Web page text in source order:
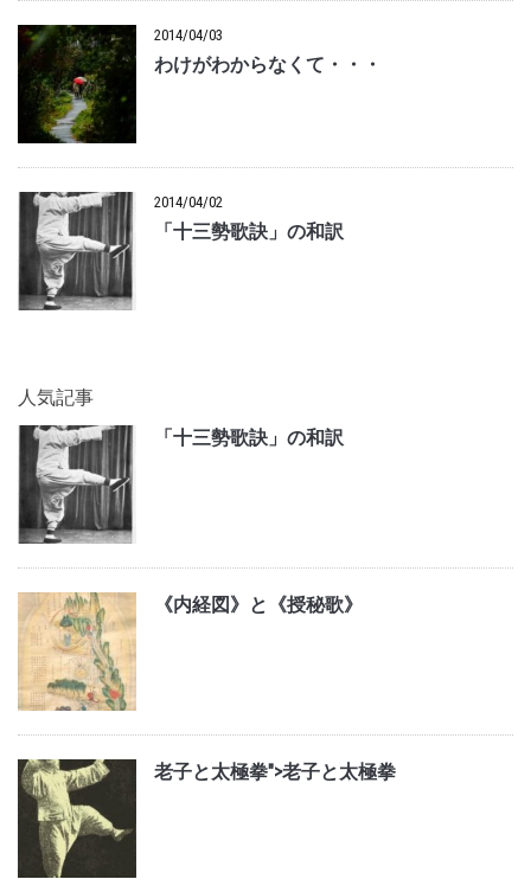
2014/04/03
わけがわからなくて・・・
2014/04/02
「十三勢歌訣」の和訳
人気記事
「十三勢歌訣」の和訳
《内経図》と《授秘歌》
老子と太極拳">老子と太極拳